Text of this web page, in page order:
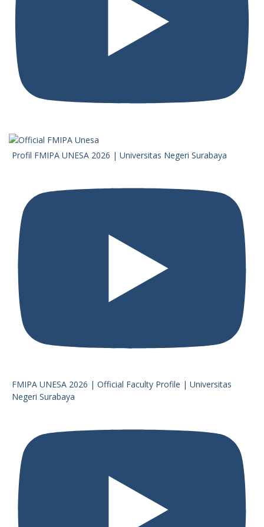
Profil FMIPA UNESA 2026 | Universitas Negeri Surabaya
FMIPA UNESA 2026 | Official Faculty Profile | Universitas
Negeri Surabaya